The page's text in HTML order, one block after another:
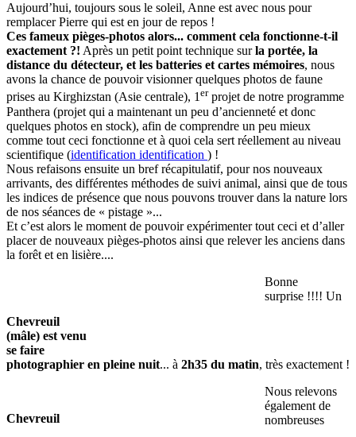
Aujourd’hui, toujours sous le soleil, Anne est avec nous pour
remplacer Pierre qui est en jour de repos !
Ces fameux pièges-photos alors... comment cela fonctionne-t-il
exactement ?! Après un petit point technique surla portée, la
distance du détecteur, et les batteries et cartes mémoires, nous
avons la chance de pouvoir visionner quelques photos de faune
prises au Kirghizstan (Asie centrale), 1erprojet de notre programme
Panthera (projet qui a maintenant un peu d’ancienneté et donc
quelques photos en stock), afin de comprendre un peu mieux
comme tout ceci fonctionne et à quoi cela sert réellement au niveau
scientifique (identification identification ) !
Nous refaisons ensuite un bref récapitulatif, pour nos nouveaux
arrivants, des différentes méthodes de suivi animal, ainsi que de tous
les indices de présence que nous pouvons trouver dans la nature lors
de nos séances de « pistage »...
Et c’est alors le moment de pouvoir expérimenter tout ceci et d’aller
placer de nouveaux pièges-photos ainsi que relever les anciens dans
la forêt et en lisière....
Bonne
surprise !!!! Un
Chevreuil
(mâle) est venu
se faire
photographier en pleine nuit... à 2h35 du matin, très exactement !
Chevreuil
Nous relevons
également de
nombreuses